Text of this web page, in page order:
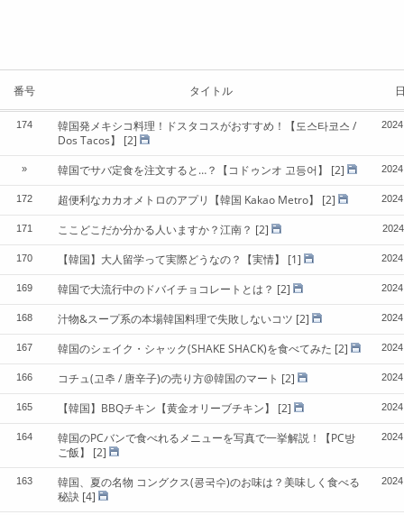
番号 タイトル
174
韓国発メキシコ料理！ドスタコスがおすすめ！【도스타코스 /
Dos Tacos】
[2]
» 韓国でサバ定食を注文すると…？【コドゥンオ 고등어】 [2]
172 超便利なカカオメトロのアプリ【韓国 Kakao Metro】 [2]
171 ここどこだか分かる人いますか？江南？ [2]
170 【韓国】大人留学って実際どうなの？【実情】 [1]
169 韓国で大流行中のドバイチョコレートとは？ [2]
168 汁物&スープ系の本場韓国料理で失敗しないコツ [2]
167 韓国のシェイク・シャック(SHAKE SHACK)を食べてみた [2]
166 コチュ(고추 / 唐辛子)の売り方@韓国のマート [2]
165 【韓国】BBQチキン【黄金オリーブチキン】 [2]
164
韓国のPCバンで食べれるメニューを写真で一挙解説！【PC방
ご飯】
[2]
163
韓国、夏の名物 コングクス(콩국수)のお味は？美味しく食べる
秘訣 [4]